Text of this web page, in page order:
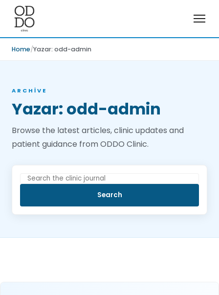
Home Yazar: odd-admin
ARCHIVE
Yazar: odd-admin
Browse the latest articles, clinic updates and
patient guidance from ODDO Clinic.
Search
Search